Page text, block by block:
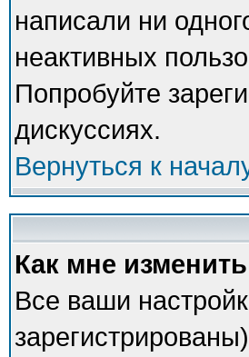
написали ни
неактивных
Попробуйте
дискуссиях.
Вернуться к
Как мне
Все ваши